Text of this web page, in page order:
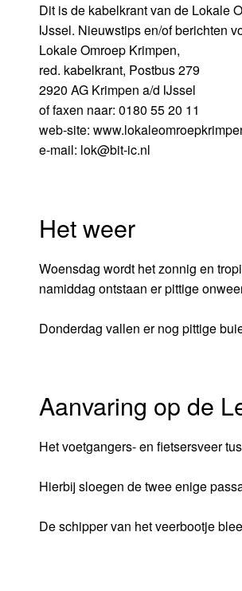
Dit is de kabelkrant van de Lokale
IJssel. Nieuwstips en/of berichten
Lokale Omroep Krimpen,
red. kabelkrant, Postbus 279
2920 AG Krimpen a/d IJssel
of faxen naar: 0180 55 20 11
web-site:
e-mail: lok@bit-ic.nl
Het weer
Woensdag wordt het zonnig en
namiddag ontstaan er pittige
Donderdag vallen er nog pittige
Aanvaring op de
Het voetgangers- en fietsersveer
Hierbij sloegen de twee enige
De schipper van het veerbootje